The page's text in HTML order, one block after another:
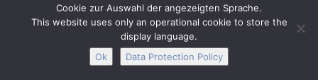
Cookie zur Auswahl der angezeigten Sprache.
This website uses only an operational cookie to store the
display language.
Ok
Data Protection Policy